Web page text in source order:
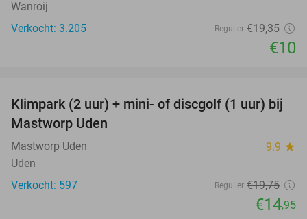
Wanroij
Verkocht: 3.205
Regulier €19,35
€10
24%
Klimpark (2 uur) + mini- of discgolf (1 uur) bij
Mastworp Uden
Mastworp Uden 9.9 star
Uden
Verkocht: 597
Regulier €19,75
€14,95